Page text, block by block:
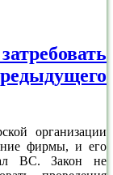
организации
фирмы, и его
ВС. Закон не